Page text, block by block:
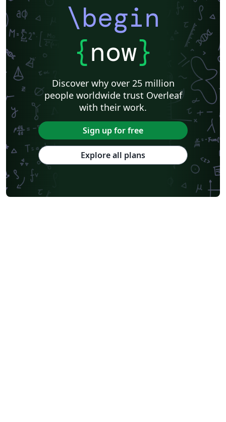
\begin
{now}
Discover why over 25 million
people worldwide trust Overleaf
with their work.
Sign up for free
Explore all plans